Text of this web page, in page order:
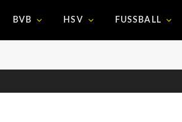
BVB HSV FUSSBALL